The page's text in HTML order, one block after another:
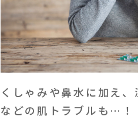
くしゃみや鼻水に加え、
などの肌トラブルも…！ 花粉症によ